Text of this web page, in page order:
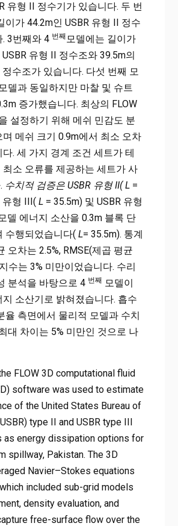
유형 II 정수기가 있습니다. 두 번
이가 44.2m인 USBR 유형 II 정수
3번째와 4 번째 모델에는 길이가
유형 II 정수조와 39.5m의
정수조가 있습니다. 다섯 번째 모
델과 동일하지만 마찰 및 슈트
증가했습니다. 최상의 FLOW
설정하기 위해 메쉬 민감도 분
메쉬 크기 0.9m에서 최소 오차
. 세 가지 경계 조건 세트가 테
최소 오류를 제공하는 세트가 사
수치적 검증은 USBR 유형 II( L=
유형 III( L= 35.5m) 및 USBR 유형
델 에너지 소산을 0.3m 블록 단
수행되었습니다( L= 35.5m). 통계
오차는 2.5%, RMSE(제곱 평균
수는 3% 미만이었습니다. 수리
분석을 바탕으로 4 번째 모델이
소산기로 밝혀졌습니다. 흡수
율 측면에서 물리적 모델과 수치
대 차이는 5% 미만인 것으로 나
FLOW 3D computational fluid
software was used to estimate
of the United States Bureau of
type II and USBR type III
as energy dissipation options for
spillway, Pakistan. The 3D
Navier–Stokes equations
included sub-grid models
density evaluation, and
free-surface flow over the